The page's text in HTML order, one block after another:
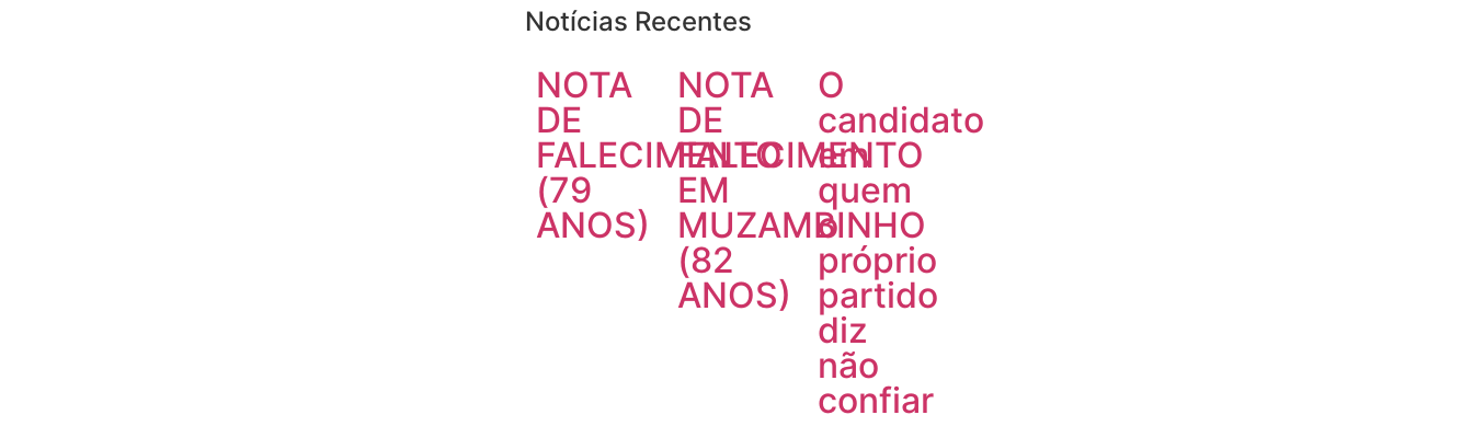
Notícias Recentes
NOTA
DE
FALECIMENTO
(79
ANOS)
NOTA
DE
FALECIMENTO
EM
MUZAMBINHO
(82
ANOS)
O
candidato
em
quem
o
próprio
partido
diz
não
confiar